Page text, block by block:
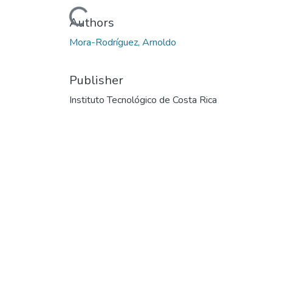
Loading...
Authors
Mora-Rodríguez, Arnoldo
Publisher
Instituto Tecnológico de Costa Rica